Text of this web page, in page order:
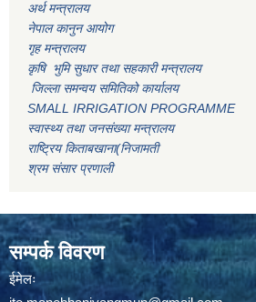
अर्थ मन्त्रालय
नेपाल कानुन आयोग
गृह मन्त्रालय
कृषि भुमि सुधार तथा सहकारी मन्त्रालय
जिल्ला समन्वय समितिको कार्यालय
SMALL IRRIGATION PROGRAMME
स्वास्थ्य तथा जनसंख्या मन्त्रालय
राष्ट्रिय किताबखाना(निजामती
श्रम संसार प्रणाली
सम्पर्क विवरण
ईमेलः